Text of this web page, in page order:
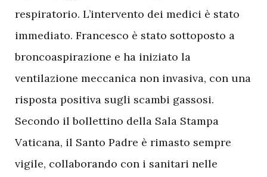
respiratorio. L’intervento dei medici è stato
immediato. Francesco è stato sottoposto a
broncoaspirazione e ha iniziato la
ventilazione meccanica non invasiva, con una
risposta positiva sugli scambi gassosi.
Secondo il bollettino della Sala Stampa
Vaticana, il Santo Padre è rimasto sempre
vigile, collaborando con i sanitari nelle